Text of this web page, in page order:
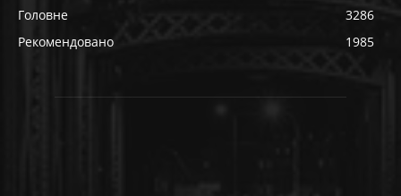
Головне
3286
Рекомендовано
1985